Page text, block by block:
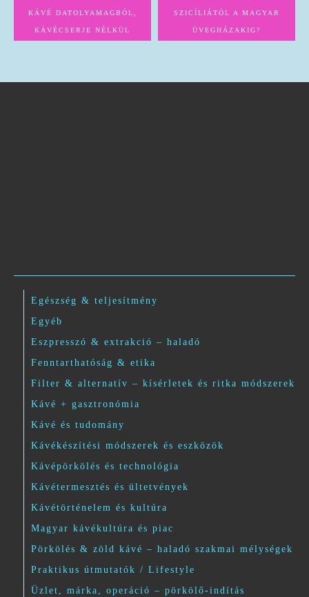
KÁVÉ DATOLYAMAGBÓL,
KÁVÉCSERJE NÉLKÜL
SZICÍLIÁTÓL A MAGYAR
ÜVEGHÁZAKIG?
Egészség & teljesítmény
Egyéb
Eszpresszó & extrakció – haladó
Fenntarthatóság & etika
Filter & alternatív – kísérletek és ritka módszerek
Kávé + gasztronómia
Kávé és tudomány
Kávékészítési módszerek és eszközök
Kávépörkölés és technológia
Kávétermesztés és ültetvények
Kávétörténelem és kultúra
Magyar kávékultúra és piac
Pörkölés & zöld kávé – haladó szakmai mélységek
Praktikus útmutatók / Lifestyle
Üzlet, márka, operáció – pörkölő-indítás